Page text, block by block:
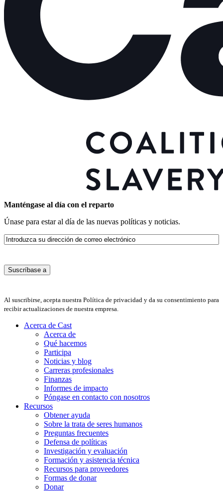
Manténgase al día con el reparto
Únase para estar al día de las nuevas políticas y noticias.
Correo
electrónico
Al suscribirse, acepta nuestra Política de privacidad y da su consentimiento para
recibir actualizaciones de nuestra empresa.
Acerca de Cast
Acerca de
Qué hacemos
Participa
Noticias y blog
Carreras profesionales
Finanzas
Informes de impacto
Póngase en contacto con nosotros
Recursos
Obtener ayuda
Sobre la trata de seres humanos
Preguntas frecuentes
Defensa de políticas
Investigación y evaluación
Formación y asistencia técnica
Recursos para proveedores
Formas de donar
Donar